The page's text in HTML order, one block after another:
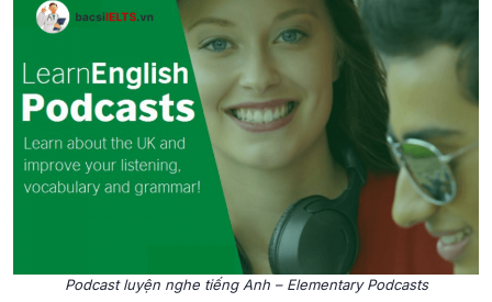
Podcast luyện nghe tiếng Anh – Elementary Podcasts